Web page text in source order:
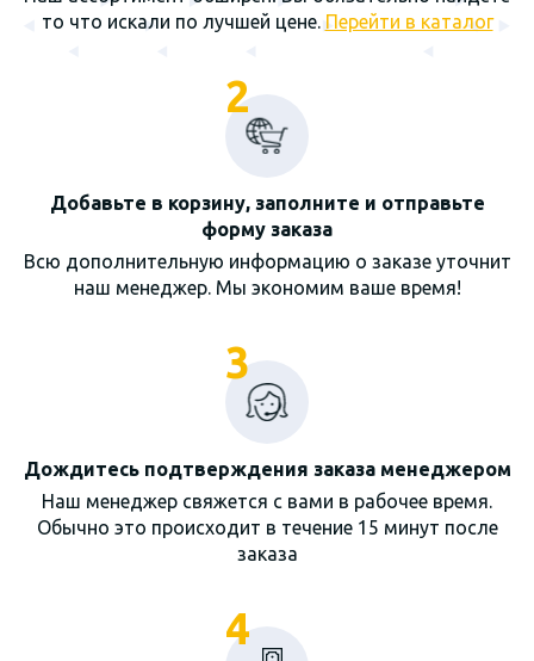
то что искали по лучшей цене. Перейти в каталог
2
Добавьте в корзину, заполните и отправьте
форму заказа
Всю дополнительную информацию о заказе уточнит
наш менеджер. Мы экономим ваше время!
3
Дождитесь подтверждения заказа менеджером
Наш менеджер свяжется с вами в рабочее время.
Обычно это происходит в течение 15 минут после
заказа
4